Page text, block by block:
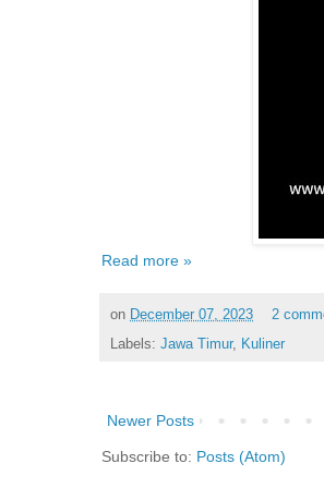
Read more »
on December 07, 2023
2
Labels: Jawa Timur, Kuliner
Newer Posts
Subscribe to: Posts (Atom)